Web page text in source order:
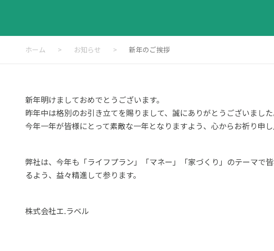
ホーム > お知らせ > 新年のご挨拶
新年明けましておめでとうございます。
昨年中は格別のお引き立てを賜りまして、誠にありがとうございました
今年一年が皆様にとって素敵な一年となりますよう、心からお祈り申し
弊社は、今年も「ライフプラン」「マネー」「家づくり」のテーマで
るよう、益々精進して参ります。
株式会社エ.ラベル